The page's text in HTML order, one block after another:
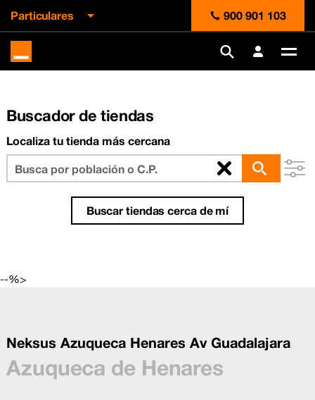
Particulares 900 901 103
España
Buscador de tiendas
Localiza tu tienda más cercana
Buscar tiendas cerca de mí
--%>
Neksus Azuqueca Henares Av Guadalajara
Azuqueca de Henares